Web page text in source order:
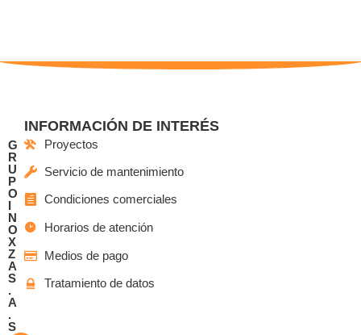
G
R
U
P
O
I
N
O
X
Z
A
S
.
A
.
S
INFORMACIÓN DE INTERÉS
Proyectos
Servicio de mantenimiento
Condiciones comerciales
Horarios de atención
Medios de pago
Tratamiento de datos